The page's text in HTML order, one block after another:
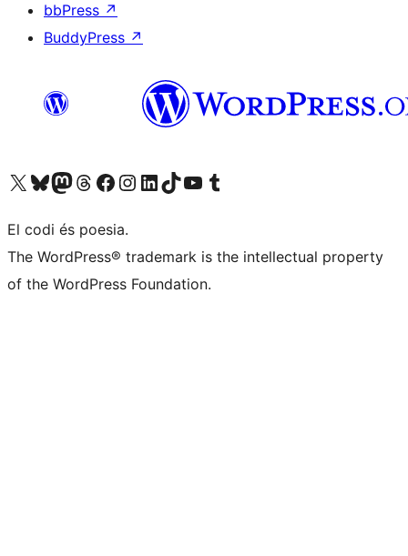
bbPress ↗
BuddyPress ↗
Visiteu el nostre compte X (abans Twitter)
Visiteu el nostre compte de Bluesky
Visiteu el nostre compte al Mastodon
Visiteu el nostre compte de Threads
Visiteu la nostra pàgina al Facebook
Visiteu el nostre compte d'Instagram
Visiteu el nostre compte de LinkedIn
Visiteu el nostre compte de TikTok
Visiteu el nostre canal al YouTube
Visiteu el nostre compte de Tumblr
El codi és poesia.
The WordPress® trademark is the intellectual property
of the WordPress Foundation.